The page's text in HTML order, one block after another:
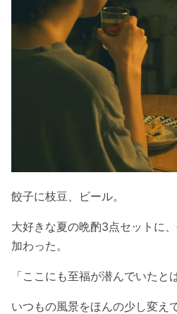
餃子に枝豆、ビール。
大好きな夏の晩酌3点セットに
加わった。
「ここにも至福が潜んでいたと
いつもの風景をほんの少し変え